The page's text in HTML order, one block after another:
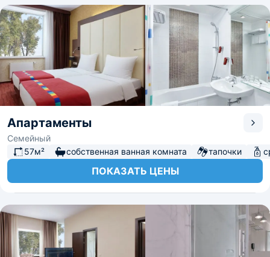
Апартаменты
Семейный
57м²
собственная ванная комната тапочки
ПОКАЗАТЬ ЦЕНЫ